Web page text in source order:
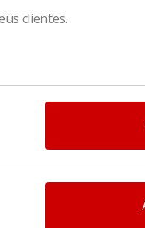
clientes.